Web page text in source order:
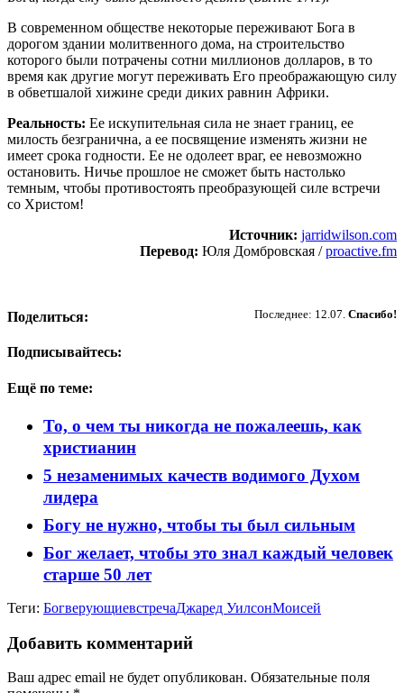
В современном обществе некоторые переживают Бога в
дорогом здании молитвенного дома, на строительство
которого были потрачены сотни миллионов долларов, в то
время как другие могут переживать Его преображающую силу
в обветшалой хижине среди диких равнин Африки.
Реальность: Ее искупительная сила не знает границ, ее
милость безгранична, а ее посвящение изменять жизни не
имеет срока годности. Ее не одолеет враг, ее невозможно
остановить. Ничье прошлое не сможет быть настолько
темным, чтобы противостоять преобразующей силе встречи
со Христом!
Источник: jarridwilson.com
Перевод: Юля Домбровская /proactive.fm
Последнее: 12.07. Спасибо!
Поделиться:
Подписывайтесь:
Ещё по теме:
То, о чем ты никогда не пожалеешь, как
христианин
5 незаменимых качеств водимого Духом
лидера
Богу не нужно, чтобы ты был сильным
Бог желает, чтобы это знал каждый человек
старше 50 лет
Теги: БогверующиевстречаДжаред УилсонМоисей
Добавить комментарий
Ваш адрес email не будет опубликован. Обязательные поля